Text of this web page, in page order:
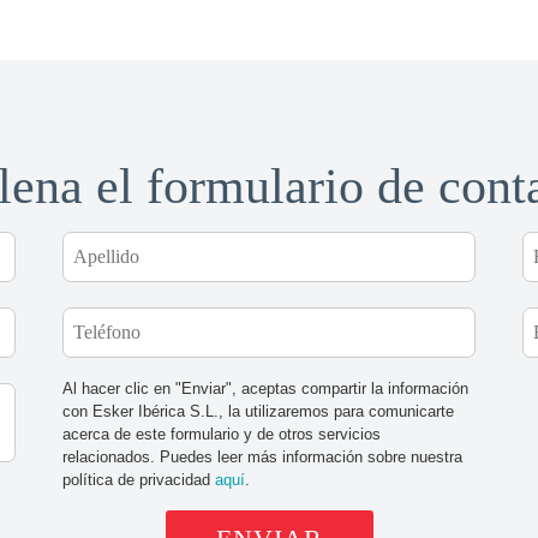
el formulario de
Al hacer clic en "Enviar", aceptas compartir la información
con Esker Ibérica S.L., la utilizaremos para comunicarte
acerca de este formulario y de otros servicios
relacionados. Puedes leer más información sobre nuestra
política de privacidad aquí.